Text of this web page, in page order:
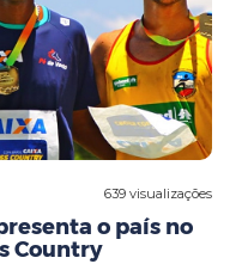
639 visualizações
o país no
Country